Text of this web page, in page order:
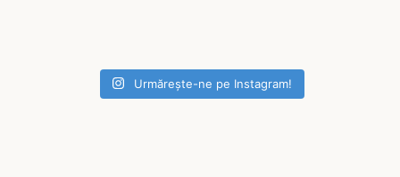
Urmărește-ne pe Instagram!